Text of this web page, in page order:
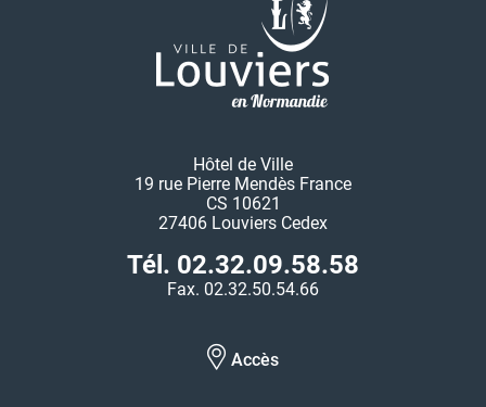
Hôtel de Ville
19 rue Pierre Mendès France
CS 10621
27406 Louviers Cedex
Tél. 02.32.09.58.58
Fax. 02.32.50.54.66
Accès